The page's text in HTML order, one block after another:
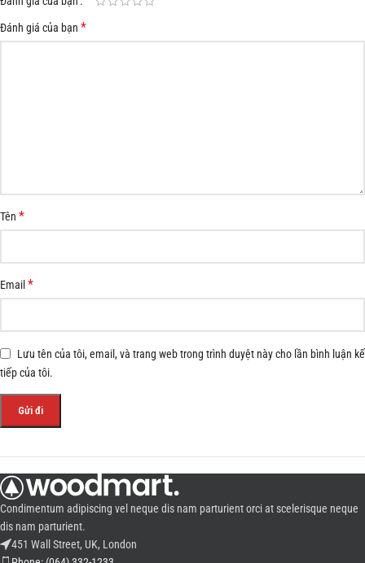
Đánh giá của bạn *
Tên *
Email*
Lưu tên của tôi, email, và trang web trong trình duyệt này cho lần bình luận kế
tiếp của tôi.
Condimentum adipiscing vel neque dis nam parturient orci at scelerisque neque
dis nam parturient.
451 Wall Street, UK, London